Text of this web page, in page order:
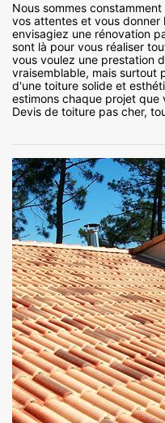
Nous sommes
vos attentes et vous donner
envisagiez une rénovation
sont là pour vous réaliser
vous voulez une prestation
vraisemblable, mais surtout
d'une toiture solide et
estimons chaque projet que
Devis de toiture pas cher,